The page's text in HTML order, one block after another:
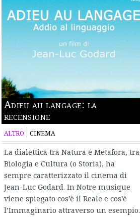
Adieu au langage: la
recensione
ALTRO CINEMA
La dialettica tra Natura e Metafora, tra
Biologia e Cultura (o Storia), ha
sempre caratterizzato il cinema di
Jean-Luc Godard. In Notre musique
viene spiegato cos’è il Reale e cos’è
l’Immaginario attraverso un esempio.